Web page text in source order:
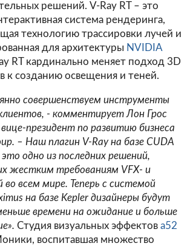
решений. V-Ray RT – это
система рендеринга,
технологию трассировки лучей и
для архитектуры NVIDIA
RT кардинально меняет подход 3D
к созданию освещения и теней.
совершенствуем инструменты
- комментирует Лон Грос
вице-президент по развитию бизнеса
– Наш плагин V-Ray на базе CUDA
одно из последних решений,
жестким требованиям VFX- и
во всем мире. Теперь с системой
на базе Kepler дизайнеры будут
времени на ожидание и больше
Студия визуальных эффектов a52
воспитавшая множество